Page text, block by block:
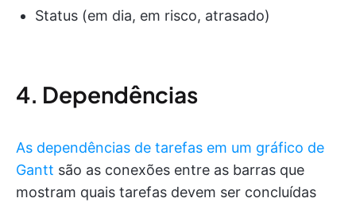
Status (em dia, em risco, atrasado)
4. Dependências
As dependências de tarefas em um gráfico de
Gantt são as conexões entre as barras que
mostram quais tarefas devem ser concluídas